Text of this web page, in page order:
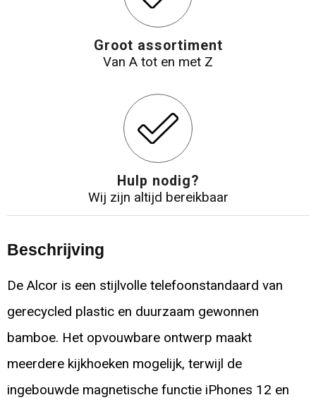
Groot assortiment
Van A tot en met Z
Hulp nodig?
Wij zijn altijd bereikbaar
Beschrijving
De Alcor is een stijlvolle telefoonstandaard van
gerecycled plastic en duurzaam gewonnen
bamboe. Het opvouwbare ontwerp maakt
meerdere kijkhoeken mogelijk, terwijl de
ingebouwde magnetische functie iPhones 12 en